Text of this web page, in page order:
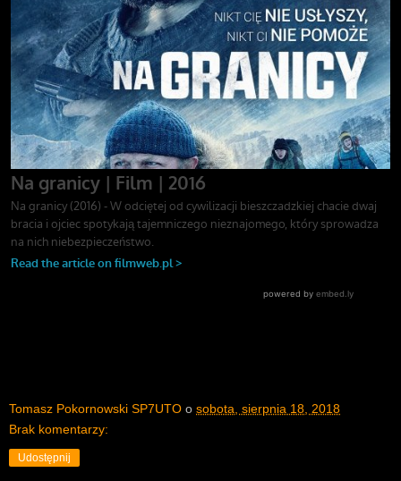
Tomasz Pokornowski SP7UTO o sobota, sierpnia 18, 2018
Brak komentarzy:
Udostępnij